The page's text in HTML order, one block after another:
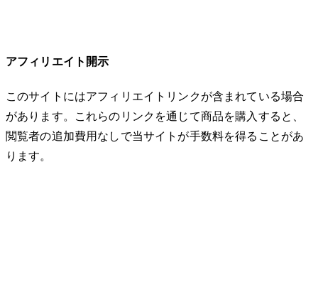
アフィリエイト開示
このサイトにはアフィリエイトリンクが含まれている場合
があります。これらのリンクを通じて商品を購入すると、
閲覧者の追加費用なしで当サイトが手数料を得ることがあ
ります。